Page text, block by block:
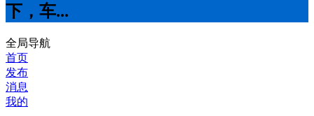
下，车...
全局导航
首页
发布
消息
我的